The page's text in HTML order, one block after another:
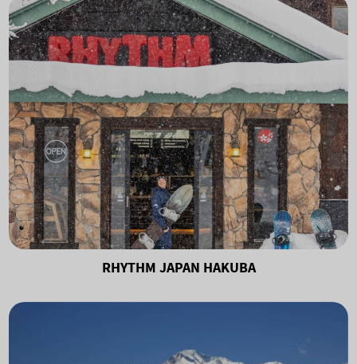
RHYTHM JAPAN HAKUBA